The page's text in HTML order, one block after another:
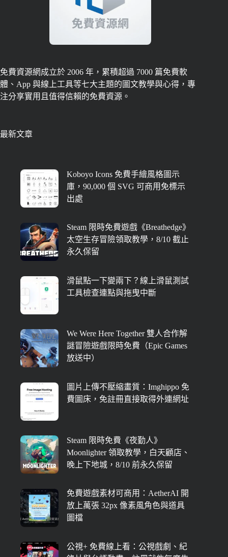
免費資源網成立於 2006 年，累積超過 7000 篇免費軟
體、App 與線上工具等七大主題的圖文教學與心得，專
注分享實用且值得信賴的免費資源。
最新文章
Koboyo Icons 免費手繪風格圖示
庫，90,000 個 SVG 可商用免標示
出處
Steam 限時免費遊戲《Breathedge》
太空生存冒險領取教學，8/10 截止
永久保留
滑鼠點一下變兩下？線上滑鼠測試
工具檢查連點與拖曳中斷
We Were Here Together 雙人合作解
謎冒險遊戲限時免費（Epic Games
放送中）
圖片上傳不壓縮畫質：Imghippo 免
費圖床，免註冊直接取得外連網址
Steam 限時免費《夜勤人》
Moonlighter 領取教學，白天顧店、
晚上下地城，8/10 前永久保留
免費遊戲素材可商用：AetherAI 開
放上萬張 32px 像素風角色與道具
圖檔
公視+ 免費線上看：公視戲劇、紀